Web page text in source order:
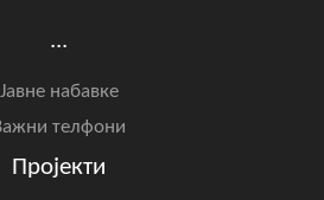
...
Јавне набавке
телфони
Пројекти